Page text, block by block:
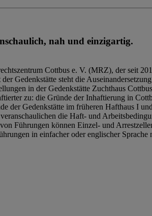
nah und einzigartig.
Cottbus e. V. (MRZ), der seit
Gedenkstätte steht die
in der Gedenkstätte Zuchthaus
zu: die Gründe der Inhaftierung in
der Gedenkstätte im früheren Hafthaus I
die Haft- und
Führungen können Einzel- und
in einfacher oder englischer Sprache